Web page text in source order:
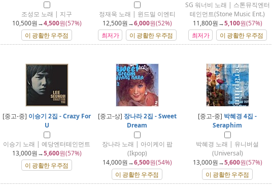
조성모 노래 | 지구
10,500원→4,500원(57%)
이 광활한 우주점
정재욱 노래 | 윈드밀 이엔티
12,500원→6,000원(52%)
최저가
이 광활한 우주점
SG 워너비 노래 | 스톤뮤직엔터
테인먼트(Stone Music Ent.)
11,800원→5,100원(57%)
최저가
이 광활한 우주점
[중고-중] 이승기 2집 - Crazy For
U
이승기 노래 | 예당엔터테인먼트
13,000원→5,600원(57%)
이 광활한 우주점
[중고-상] 장나라 2집 - Sweet
Dream
장나라 노래 | 아이케이 팝
(Ikpop)
14,000원→6,500원(54%)
이 광활한 우주점
[중고-중] 박혜경 4집 -
Seraphim
박혜경 노래 | 유니버설
(Universal)
13,000원→5,600원(57%)
이 광활한 우주점